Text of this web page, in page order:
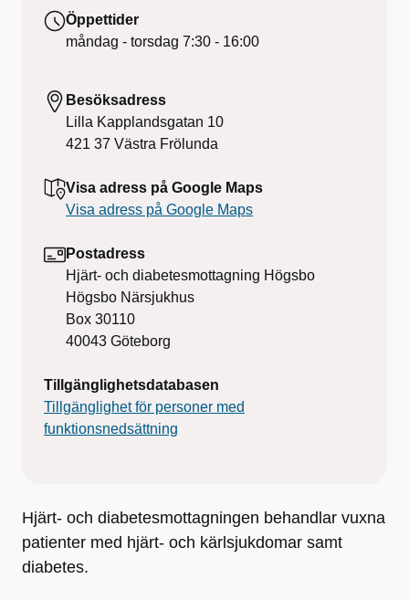
Öppettider
måndag - torsdag 7:30 - 16:00
Besöksadress
Lilla Kapplandsgatan 10
421 37 Västra Frölunda
Visa adress på Google Maps
Visa adress på Google Maps
Postadress
Hjärt- och diabetesmottagning Högsbo
Högsbo Närsjukhus
Box 30110
40043 Göteborg
Tillgänglighetsdatabasen
Tillgänglighet för personer med
funktionsnedsättning
Hjärt- och diabetesmottagningen behandlar vuxna
patienter med hjärt- och kärlsjukdomar samt
diabetes.